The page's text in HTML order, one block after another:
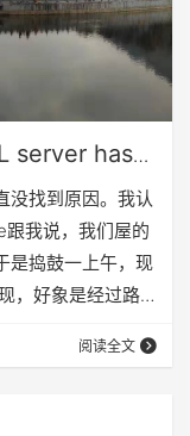
server has
没找到原因。我认
我说，我们屋的
是捣鼓一上午，现
，好象是经过路由
安装的时候提示我
。 看到一个
阅读全文